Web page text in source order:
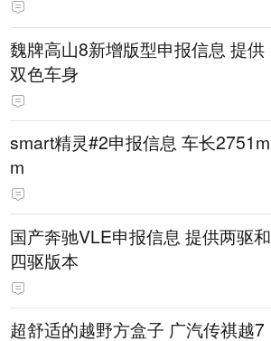
魏牌高山8新增版型申报信息 提供
双色车身
smart精灵#2申报信息 车长2751m
m
国产奔驰VLE申报信息 提供两驱和
四驱版本
超舒适的越野方盒子 广汽传祺越7